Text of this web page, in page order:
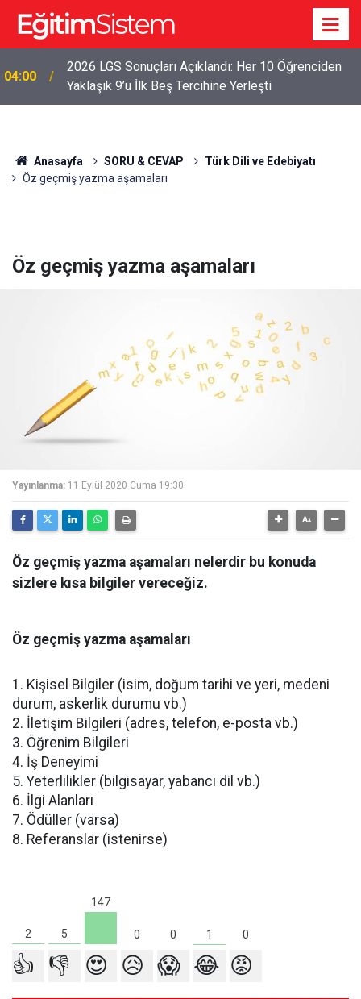
04:00
2026 LGS Sonuçları Açıklandı: Her 10 Öğrenciden
Yaklaşık 9’u İlk Beş Tercihine Yerleşti
Anasayfa SORU & CEVAP
Türk Dili ve Edebiyatı
Öz geçmiş yazma aşamaları
Öz geçmiş yazma aşamaları
Yayınlanma: 11 Eylül 2020 Cuma 19:30
Öz geçmiş yazma aşamaları nelerdir bu konuda
sizlere kısa bilgiler vereceğiz.
Öz geçmiş yazma aşamaları
1. Kişisel Bilgiler (isim, doğum tarihi ve yeri, medeni
durum, askerlik durumu vb.)
2. İletişim Bilgileri (adres, telefon, e-posta vb.)
3. Öğrenim Bilgileri
4. İş Deneyimi
5. Yeterlilikler (bilgisayar, yabancı dil vb.)
6. İlgi Alanları
7. Ödüller (varsa)
8. Referanslar (istenirse)
2 5
147
0 0 1 0
👍 👎 😍 😥 😱 😂 😡